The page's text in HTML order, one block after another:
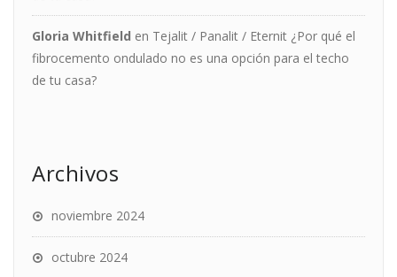
Gloria Whitfield en Tejalit / Panalit / Eternit ¿Por qué el
fibrocemento ondulado no es una opción para el techo
de tu casa?
Archivos
noviembre 2024
octubre 2024